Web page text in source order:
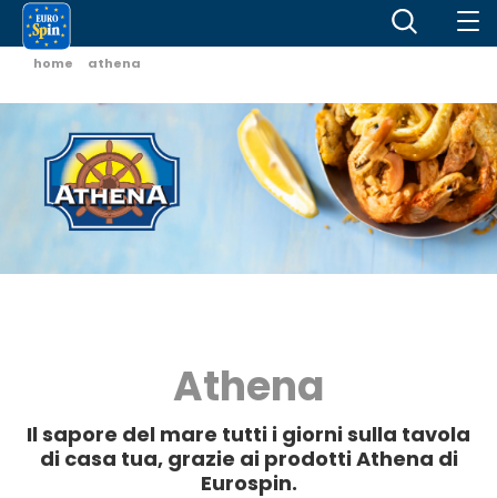
home athena
Athena
Il sapore del mare tutti i giorni sulla tavola
di casa tua, grazie ai prodottiAthena di
Eurospin.